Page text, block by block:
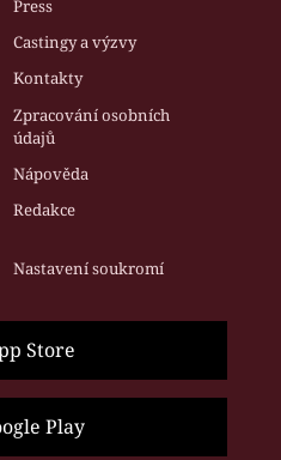
Press
Castingy a výzvy
Kontakty
Zpracování osobních
údajů
Nápověda
Redakce
Nastavení soukromí
Store
Play